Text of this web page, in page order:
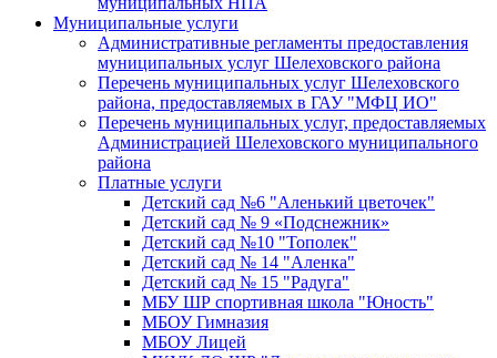
Муниципальные услуги
Административные регламенты предоставления
муниципальных услуг Шелеховского района
Перечень муниципальных услуг Шелеховского
района, предоставляемых в ГАУ "МФЦ ИО"
Перечень муниципальных услуг, предоставляемых
Администрацией Шелеховского муниципального
района
Платные услуги
Детский сад №6 "Аленький цветочек"
Детский сад № 9 «Подснежник»
Детский сад №10 "Тополек"
Детский сад № 14 "Аленка"
Детский сад № 15 "Радуга"
МБУ ШР спортивная школа "Юность"
МБОУ Гимназия
МБОУ Лицей